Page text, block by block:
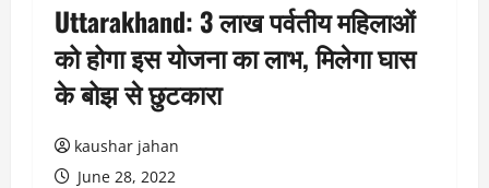
Uttarakhand: 3 लाख पर्वतीय महिलाओं
को होगा इस योजना का लाभ, मिलेगा घास
के बोझ से छुटकारा
kaushar jahan
June 28, 2022